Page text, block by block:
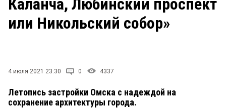
СТИЛЬ ЖИЗНИ
Каланча, Любинский проспект
или Никольский собор»
4 июля 2021 23:30 0 4337
Летопись застройки Омска с надеждой на
сохранение архитектуры города.